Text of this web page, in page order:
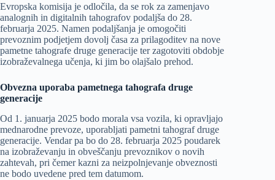
Evropska komisija je odločila, da se rok za zamenjavo
analognih in digitalnih tahografov podaljša do 28.
februarja 2025. Namen podaljšanja je omogočiti
prevoznim podjetjem dovolj časa za prilagoditev na nove
pametne tahografe druge generacije ter zagotoviti obdobje
izobraževalnega učenja, ki jim bo olajšalo prehod.
Obvezna uporaba pametnega tahografa druge
generacije
Od 1. januarja 2025 bodo morala vsa vozila, ki opravljajo
mednarodne prevoze, uporabljati pametni tahograf druge
generacije. Vendar pa bo do 28. februarja 2025 poudarek
na izobraževanju in obveščanju prevoznikov o novih
zahtevah, pri čemer kazni za neizpolnjevanje obveznosti
ne bodo uvedene pred tem datumom.